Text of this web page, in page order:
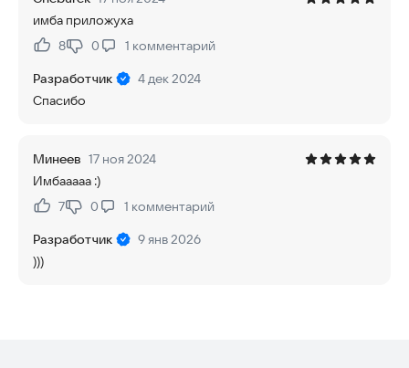
имба приложуха
Нравится:
8Не нравится:
0 1 комментарий
Разработчик
4 дек 2024
Спасибо
Минеев 17 ноя 2024
Имбааааа :)
Нравится:
7Не нравится:
0 1 комментарий
Разработчик
9 янв 2026
)))